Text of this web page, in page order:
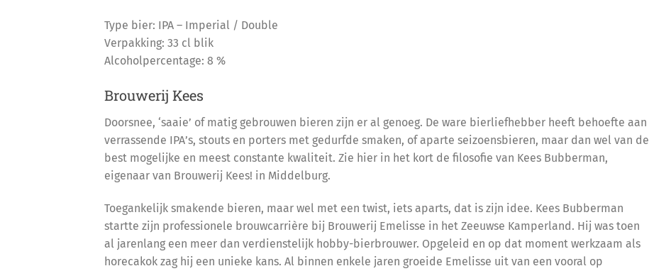
Type bier: IPA – Imperial / Double
Verpakking: 33 cl blik
Alcoholpercentage: 8 %
Brouwerij Kees
Doorsnee, ‘saaie’ of matig gebrouwen bieren zijn er al genoeg. De ware bierliefhebber heeft behoefte aan
verrassende IPA’s, stouts en porters met gedurfde smaken, of aparte seizoensbieren, maar dan wel van de
best mogelijke en meest constante kwaliteit. Zie hier in het kort de filosofie van Kees Bubberman,
eigenaar van Brouwerij Kees! in Middelburg.
Toegankelijk smakende bieren, maar wel met een twist, iets aparts, dat is zijn idee. Kees Bubberman
startte zijn professionele brouwcarrière bij Brouwerij Emelisse in het Zeeuwse Kamperland. Hij was toen
al jarenlang een meer dan verdienstelijk hobby-bierbrouwer. Opgeleid en op dat moment werkzaam als
horecakok zag hij een unieke kans. Al binnen enkele jaren groeide Emelisse uit van een vooral op